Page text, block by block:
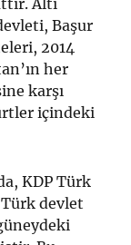
Altı
Başur
2014
her
karşı
içindeki
KDP Türk
devlet